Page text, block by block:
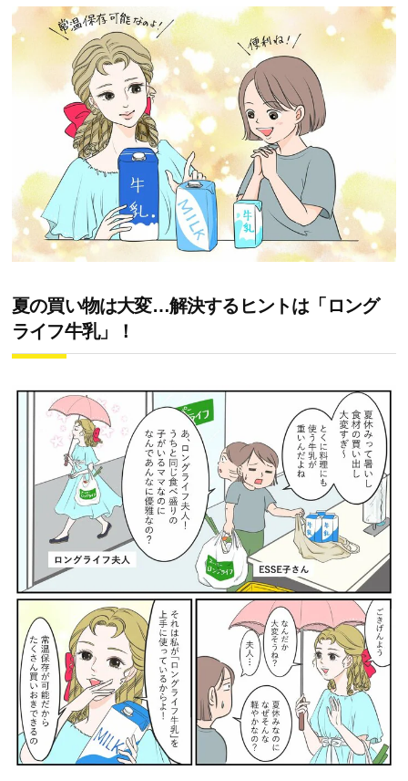
夏の買い物は大変…解決するヒントは「ロング
ライフ牛乳」！